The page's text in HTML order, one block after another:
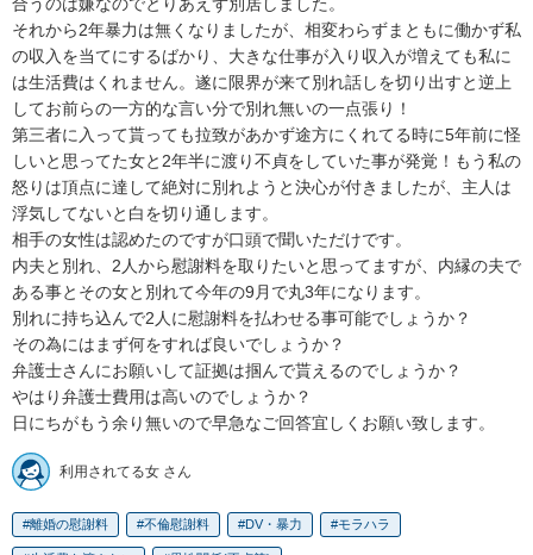
合うのは嫌なのでとりあえず別居しました。
それから2年暴力は無くなりましたが、相変わらずまともに働かず私
の収入を当てにするばかり、大きな仕事が入り収入が増えても私に
は生活費はくれません。遂に限界が来て別れ話しを切り出すと逆上
してお前らの一方的な言い分で別れ無いの一点張り！
第三者に入って貰っても拉致があかず途方にくれてる時に5年前に怪
しいと思ってた女と2年半に渡り不貞をしていた事が発覚！もう私の
怒りは頂点に達して絶対に別れようと決心が付きましたが、主人は
浮気してないと白を切り通します。
相手の女性は認めたのですが口頭で聞いただけです。
内夫と別れ、2人から慰謝料を取りたいと思ってますが、内縁の夫で
ある事とその女と別れて今年の9月で丸3年になります。
別れに持ち込んで2人に慰謝料を払わせる事可能でしょうか？
その為にはまず何をすれば良いでしょうか？
弁護士さんにお願いして証拠は掴んで貰えるのでしょうか？
やはり弁護士費用は高いのでしょうか？
日にちがもう余り無いので早急なご回答宜しくお願い致します。
利用されてる女 さん
離婚の慰謝料 不倫慰謝料 DV・暴力 モラハラ